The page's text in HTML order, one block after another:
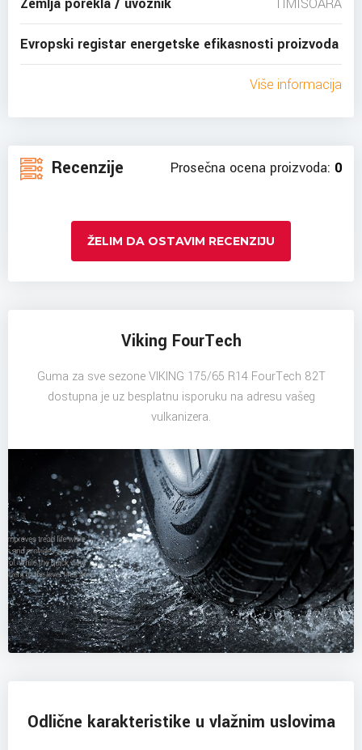
Evropski registar energetske efikasnosti proizvoda
Više informacija
Recenzije Prosečna ocena proizvoda: 0
ŽELIM DA OSTAVIM RECENZIJU
Viking FourTech
Guma za sve sezone VIKING 175/65 R14 FourTech 82T
dostupna je uz besplatnu isporuku na adresu vašeg
vulkanizera.
Odlične karakteristike u vlažnim uslovima